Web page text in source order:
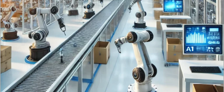
随着工业智能化的推进，杉维科技的3D机器视觉方案为智
慧矿山提供可靠、高效的技术支持。通过三维数据精确测
量堆料体积、监控车辆载重和作业区域安全，提升矿山运
营效率，减少人工干预，实现作业场景的数字化和无人化
管理。
了解更多